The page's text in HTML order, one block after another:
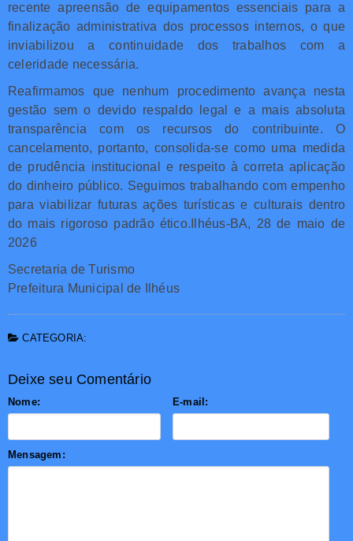
recente apreensão de equipamentos essenciais para a
finalização administrativa dos processos internos, o que
inviabilizou a continuidade dos trabalhos com a
celeridade necessária.
Reafirmamos que nenhum procedimento avança nesta
gestão sem o devido respaldo legal e a mais absoluta
transparência com os recursos do contribuinte. O
cancelamento, portanto, consolida-se como uma medida
de prudência institucional e respeito à correta aplicação
do dinheiro público. Seguimos trabalhando com empenho
para viabilizar futuras ações turísticas e culturais dentro
do mais rigoroso padrão ético.Ilhéus-BA, 28 de maio de
2026
Secretaria de Turismo
Prefeitura Municipal de Ilhéus
CATEGORIA:
Deixe seu Comentário
Nome: E-mail:
Mensagem: